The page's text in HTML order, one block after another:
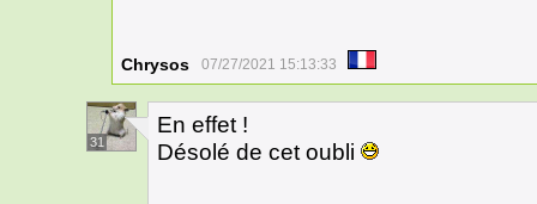
Chrysos 07/27/2021 15:13:33
31
En effet !
Désolé de cet oubli